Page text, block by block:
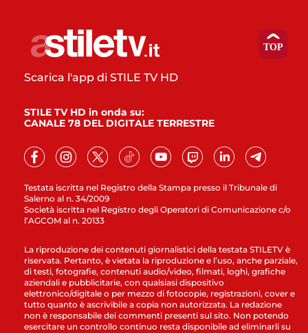
Testata iscritta nel Registro della Stampa presso il Tribunale di
Salerno al n. 34/2009
Società iscritta nel Registro degli Operatori di Comunicazione c/o
l’AGCOM al n. 20133
Scarica l'app di STILE TV HD
STILE TV HD in onda su:
CANALE 78 DEL DIGITALE TERRESTRE
La riproduzione dei contenuti giornalistici della testata STILETV è
riservata. Pertanto, è vietata la riproduzione e l’uso, anche parziale,
di testi, fotografie, contenuti audio/video, filmati, loghi, grafiche
aziendali e pubblicitarie, con qualsiasi dispositivo
elettronico/digitale o per mezzo di fotocopie, registrazioni, cover e
tutto quanto è ascrivibile a copia non autorizzata. La redazione
non è responsabile dei commenti presenti sul sito. Non potendo
esercitare un controllo continuo resta disponibile ad eliminarli su